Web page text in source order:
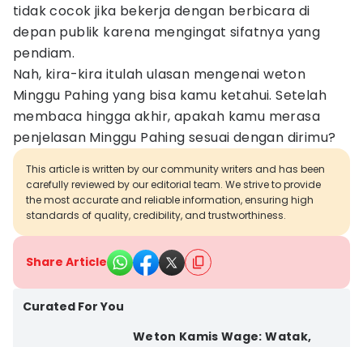
tidak cocok jika bekerja dengan berbicara di
depan publik karena mengingat sifatnya yang
pendiam.
Nah, kira-kira itulah ulasan mengenai weton
Minggu Pahing yang bisa kamu ketahui. Setelah
membaca hingga akhir, apakah kamu merasa
penjelasan Minggu Pahing sesuai dengan dirimu?
This article is written by our community writers and has been
carefully reviewed by our editorial team. We strive to provide
the most accurate and reliable information, ensuring high
standards of quality, credibility, and trustworthiness.
Share Article
Curated For You
Weton Kamis Wage: Watak,